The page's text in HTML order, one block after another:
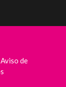
Aviso de